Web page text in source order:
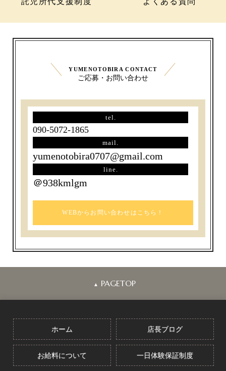
YUMENOTOBIRA CONTACT
ご応募・お問い合わせ
tel.
090-5072-1865
mail.
yumenotobira0707@gmail.com
line.
＠938kmlgm
WEBからお問い合わせはこちら！
▲ PAGETOP
ホーム 店長ブログ
お給料について 一日体験保証制度